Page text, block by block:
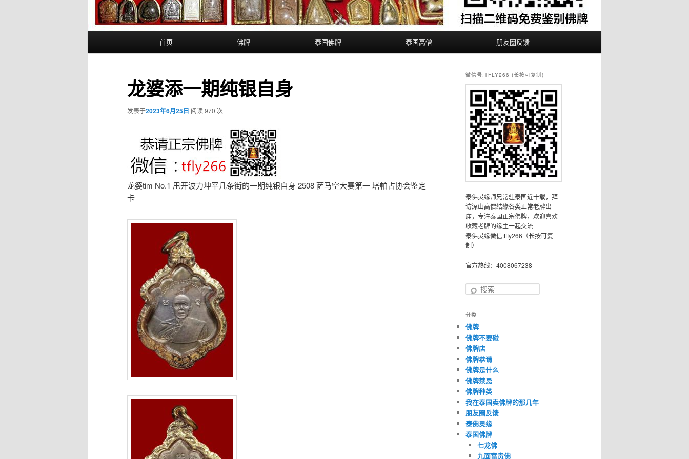
首页 佛牌 泰国佛牌 泰国高僧 朋友圈反馈
龙婆添一期纯银自身
发表于2023年6月25日 阅读 970 次
龙婆tim No.1 甩开波力坤平几条街的一期纯银自身 2508 萨马空大赛第一 塔帕占协会鉴定
卡
微信号:TFLY266 (长按可复制)
泰佛灵缘师兄常驻泰国近十载，拜
访深山高僧结缘各类正常老牌出
庙，专注泰国正宗佛牌，欢迎喜欢
收藏老牌的缘主一起交流
泰佛灵缘微信:tfly266（长按可复
制）
官方热线：4008067238
搜
分类
佛牌
佛牌不要碰
佛牌店
佛牌恭请
佛牌是什么
佛牌禁忌
佛牌种类
我在泰国卖佛牌的那几年
朋友圈反馈
泰佛灵缘
泰国佛牌
七龙佛
九面富贵佛